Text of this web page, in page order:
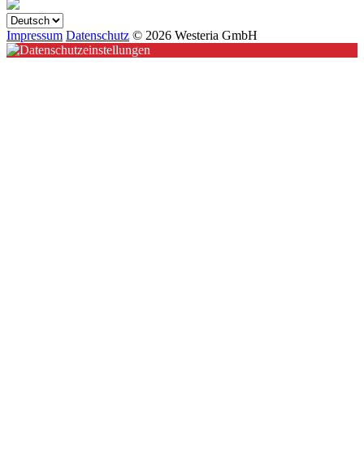
Impressum Datenschutz © 2026 Westeria GmbH